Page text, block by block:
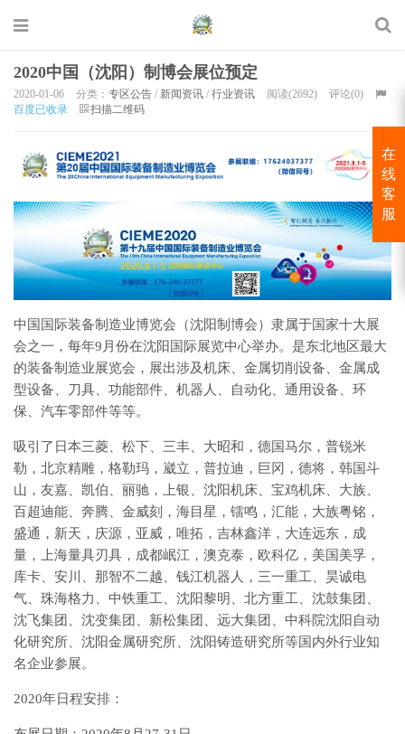
2020中国（沈阳）制博会展位预定
2020-01-06 分类： 专区公告 / 新闻资讯 / 行业资讯 阅读(2692)
评论(0)
百度已收录
扫描二维码
中国国际装备制造业博览会（沈阳制博会）隶属于国家十大展
会之一，每年9月份在沈阳国际展览中心举办。是东北地区最大
的装备制造业展览会，展出涉及机床、金属切削设备、金属成
型设备、刀具、功能部件、机器人、自动化、通用设备、环
保、汽车零部件等等。
吸引了日本三菱、松下、三丰、大昭和，德国马尔，普锐米
勒，北京精雕，格勒玛，崴立，普拉迪，巨冈，德将，韩国斗
山，友嘉、凯伯、丽驰，上银、沈阳机床、宝鸡机床、大族、
百超迪能、奔腾、金威刻，海目星，镭鸣，汇能，大族粤铭，
盛通，新天，庆源，亚威，唯拓，吉林鑫洋，大连远东，成
量，上海量具刃具，成都岷江，澳克泰，欧科亿，美国美孚，
库卡、安川、那智不二越、钱江机器人，三一重工、昊诚电
气、珠海格力、中铁重工、沈阳黎明、北方重工、沈鼓集团、
沈飞集团、沈变集团、新松集团、远大集团、中科院沈阳自动
化研究所、沈阳金属研究所、沈阳铸造研究所等国内外行业知
名企业参展。
2020年日程安排：
在
线
客
服